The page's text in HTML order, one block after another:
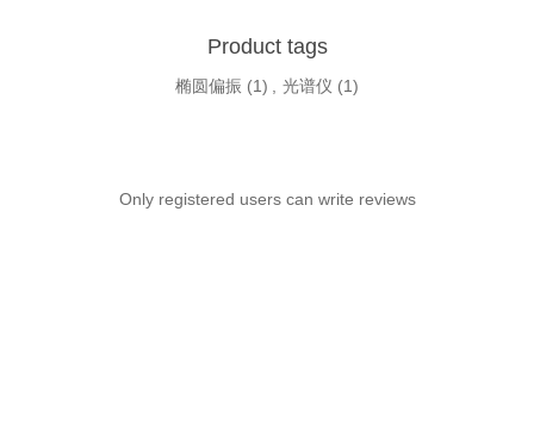
Product tags
椭圆偏振 (1) , 光谱仪 (1)
Only registered users can write reviews